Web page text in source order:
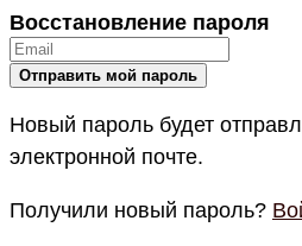
Восстановление пароля
Новый пароль будет
электронной почте.
Получили новый пароль?